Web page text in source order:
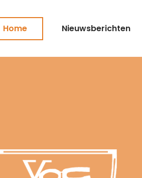
Home Nieuwsberichten